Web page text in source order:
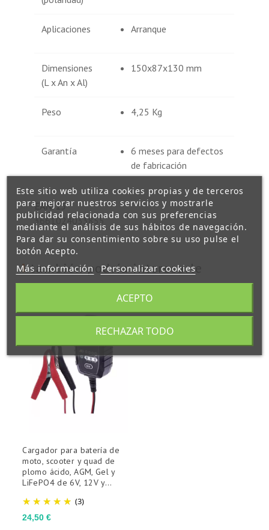
Aplicaciones Arranque
Dimensiones
(L x An x Al)
150x87x130 mm
Peso 4,25 Kg
Garantía
6 meses para defectos
de fabricación
EAN-13
3661024033855
también podría interesarle
(3)
Precio
24,50 €
Cargador para batería de
moto, scooter y quad de
plomo ácido, AGM, Gel y
LiFePO4 de 6V, 12V y...
Este sitio web utiliza cookies propias y de terceros
para mejorar nuestros servicios y mostrarle
publicidad relacionada con sus preferencias
mediante el análisis de sus hábitos de navegación.
Para dar su consentimiento sobre su uso pulse el
botón Acepto.
Más información Personalizar cookies
RECHAZAR TODO
ACEPTO